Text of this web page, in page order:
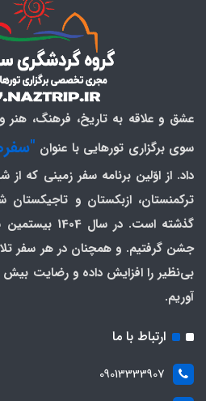
عشق و علاقه به تاریخ، فرهنگ، هنر و
سوی برگزاری تورهایی با عنوان
داد. از اوّلین برنامه سفر زمینی که
ترکمنستان، ازبکستان و
گذشته است. در
جشن گرفتیم. و همچنان در هر سفر
بی‌نظیر را افزایش داده و رضایت بیش
آوریم.
ارتباط با ما
09013333907